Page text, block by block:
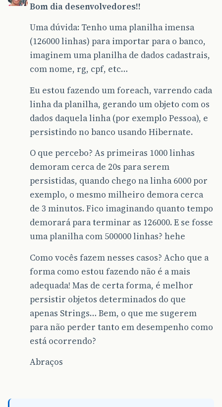
Bom dia desenvolvedores!!
Uma dúvida: Tenho uma planilha imensa
(126000 linhas) para importar para o banco,
imaginem uma planilha de dados cadastrais,
com nome, rg, cpf, etc…
Eu estou fazendo um foreach, varrendo cada
linha da planilha, gerando um objeto com os
dados daquela linha (por exemplo Pessoa), e
persistindo no banco usando Hibernate.
O que percebo? As primeiras 1000 linhas
demoram cerca de 20s para serem
persistidas, quando chego na linha 6000 por
exemplo, o mesmo milheiro demora cerca
de 3 minutos. Fico imaginando quanto tempo
demorará para terminar as 126000. E se fosse
uma planilha com 500000 linhas? hehe
Como vocês fazem nesses casos? Acho que a
forma como estou fazendo não é a mais
adequada! Mas de certa forma, é melhor
persistir objetos determinados do que
apenas Strings… Bem, o que me sugerem
para não perder tanto em desempenho como
está ocorrendo?
Abraços